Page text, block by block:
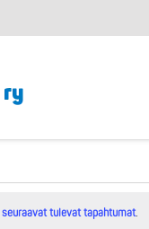
seuraavat tulevat tapahtumat.